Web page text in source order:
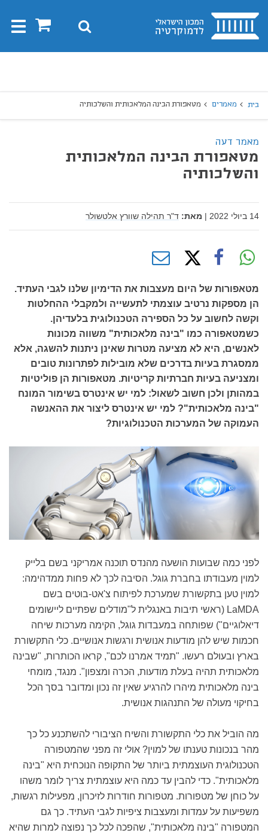
בית 0 חיפוש
בית מאמרים מטאפורת הבינה המלאכותית והשלכותיה
מאמר דעה
מטאפורת הבינה המלאכותית
והשלכותיה
14 ביולי 2022 | מאת: ד"ר תהילה שוורץ אלטשולר
מטאפורות של היום מעצבות את הדימיון שלנו לגבי העתיד.
הן מספקות נרטיב עוצמתי לתעשייה ולמקבלי ההחלטות
וקשה לחשוב על כל הספירה הטכנולוגית בלעדיהן.
כשמטאפורה כמו "בינה מלאכותית" משווה מכונות
לאנשים, היא לא מציעה מטרות שאינן ניתנות להשגה, אלא
ממסגרת בעיות בדרכים שלא מובילות לפתרונות טובים
ומצניעה בעיות חברתיות קריטיות. מטאפורות הן פוליטיות
במהותן ולכן חשוב לשאול: למי יש אינטרס בשימור המונח
"בינה מלאכותית"? למי יש אינטרס ליצור את ההאנשה
העמוקה של המערכות הטכנולוגיות?
לפני כמה שבועות הושעה מהנדס תוכנה אמריקני בשם בלייק
למוין מעבודתו בחברת גוגל. הסיבה לכך לא פחות ממדהימה:
למוין טען בתקשורת שמערכת לפיתוח צ'אט-בוטים בשם
LaMDA (ראשי תיבות באנגלית ל"מודלים שפתיים ליישומים
דיאלוגיים") שפותחה במעבדות גוגל, הקימה מערכות שיחה
חכמות שיש להן מודעות אנושית ורגשות אנושיים. כלי התקשורת
בארץ ובעולם רעשו. "תמיד אמרנו לכם", קראו הכותרות, "שבינה
מלאכותית תהיה בעלת מודעות, הכרה ומצפון". מנגד, מומחי
בינה מלאכותית מיהרו להרגיע שאין זה נכון ומדובר בסך הכל
בחיקוי מעולה של התנהגות אנושית.
מה הוביל את כלי התקשורת והשיח הציבורי להשתכנע כל כך
מהר בנכונות טענתו של למוין? אולי זה מפני שהמטפורה
הטכנולוגית העוצמתית ביותר של התקופה הנוכחית היא "בינה
מלאכותית". כדי להבין עד כמה היא עוצמתית צריך לומר משהו
על כוחן של מטפורות. מטפורות חודרות לזיכרון, מפעילות רגשות,
משפיעות על עמדות ומעצבות ציפיות לגבי העתיד. כך גם
המטפורה "בינה מלאכותית", שהפכה לכל כך נפוצה למרות שהיא